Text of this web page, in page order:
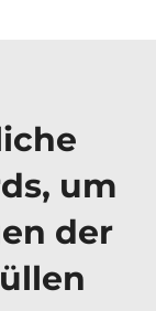
um
der